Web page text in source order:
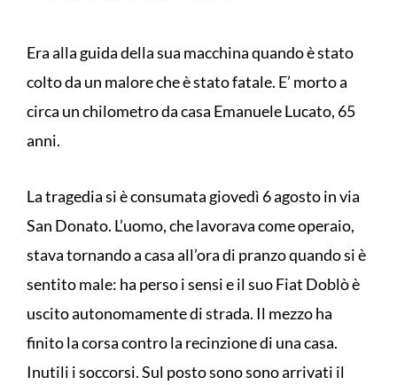
Era alla guida della sua macchina quando è stato
colto da un malore che è stato fatale. E’ morto a
circa un chilometro da casa Emanuele Lucato, 65
anni.
La tragedia si è consumata giovedì 6 agosto in via
San Donato. L’uomo, che lavorava come operaio,
stava tornando a casa all’ora di pranzo quando si è
sentito male: ha perso i sensi e il suo Fiat Doblò è
uscito autonomamente di strada. Il mezzo ha
finito la corsa contro la recinzione di una casa.
Inutili i soccorsi. Sul posto sono sono arrivati il